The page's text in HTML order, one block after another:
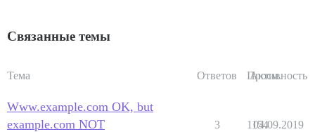
Связанные темы
Тема Ответов Просм.
Активность
Www.example.com OK, but
example.com NOT
3 1154
04.09.2019